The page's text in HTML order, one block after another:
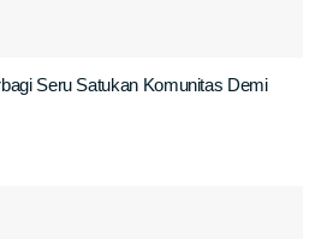
Seru Satukan Komunitas Demi